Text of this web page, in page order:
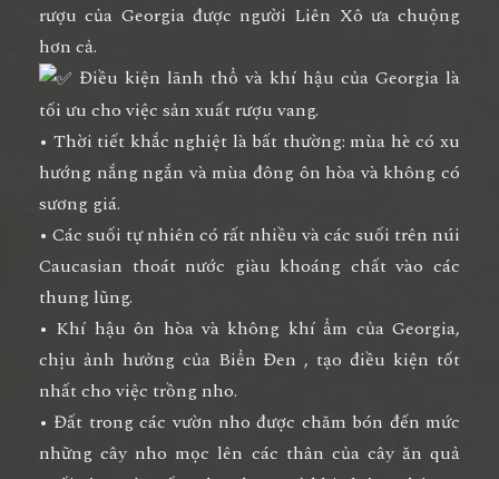
rượu của Georgia được người Liên Xô ưa chuộng
hơn cả.
Điều kiện lãnh thổ và khí hậu của Georgia là
tối ưu cho việc sản xuất rượu vang.
• Thời tiết khắc nghiệt là bất thường: mùa hè có xu
hướng nắng ngắn và mùa đông ôn hòa và không có
sương giá.
• Các suối tự nhiên có rất nhiều và các suối trên núi
Caucasian thoát nước giàu khoáng chất vào các
thung lũng.
• Khí hậu ôn hòa và không khí ẩm của Georgia,
chịu ảnh hưởng của Biển Đen , tạo điều kiện tốt
nhất cho việc trồng nho.
• Đất trong các vườn nho được chăm bón đến mức
những cây nho mọc lên các thân của cây ăn quả